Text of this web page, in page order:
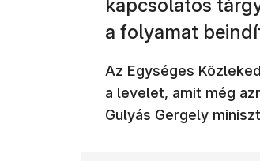
kapcsolatos
a folyamat
Az Egységes
a levelet, amit még
Gulyás Gergely